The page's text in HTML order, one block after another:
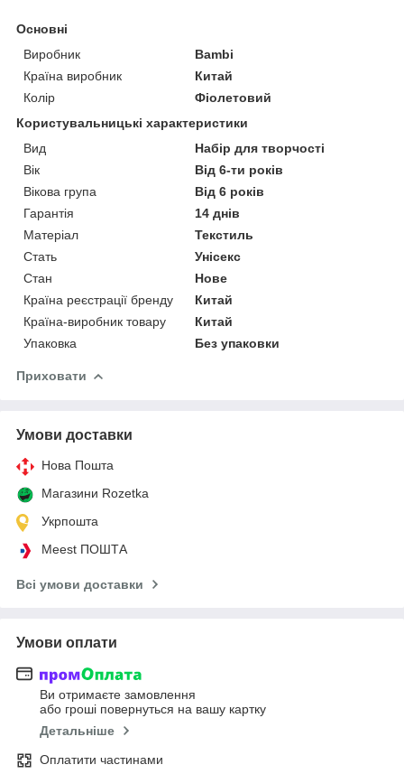
Основні
Виробник
Bambi
Країна виробник
Китай
Колір
Фіолетовий
Користувальницькі характеристики
Вид
Набір для творчості
Вік
Від 6-ти років
Вікова група
Від 6 років
Гарантія
14 днів
Матеріал
Текстиль
Стать
Унісекс
Стан
Нове
Країна реєстрації бренду
Китай
Країна-виробник товару
Китай
Упаковка
Без упаковки
Приховати
Умови доставки
Нова Пошта
Магазини Rozetka
Укрпошта
Meest ПОШТА
Всі умови доставки
Умови оплати
Ви отримаєте замовлення
або гроші повернуться на вашу картку
Детальніше
Оплатити частинами